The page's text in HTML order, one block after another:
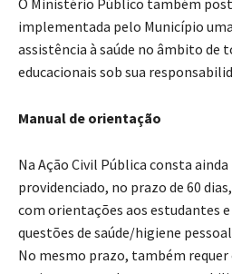
implementada pelo Município
assistência à saúde no âmbito de
educacionais sob sua
Manual de orientação
Na Ação Civil Pública consta ainda
providenciado, no prazo de 60
com orientações aos estudantes
questões de saúde/higiene
No mesmo prazo, também requer